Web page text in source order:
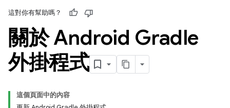
這對你有幫助嗎？
關於 Android Gradle
外掛程式
這個頁面中的內容